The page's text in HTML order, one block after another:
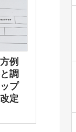
例
調
プ
定